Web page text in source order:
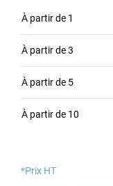
À partir de 1
À partir de3
À partir de 5
À partir de 10
*Prix HT